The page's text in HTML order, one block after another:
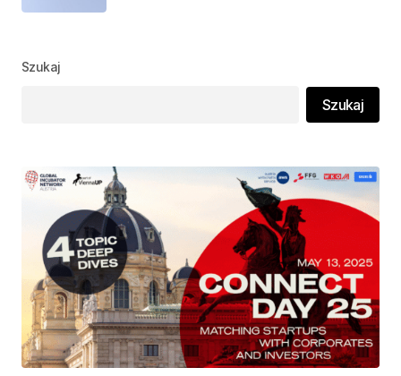
Szukaj
Szukaj